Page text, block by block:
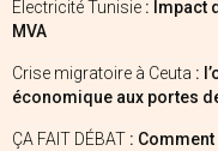
Électricité Tunisie : Impact
MVA
Crise migratoire à Ceuta :
économique aux portes
ÇA FAIT DÉBAT :